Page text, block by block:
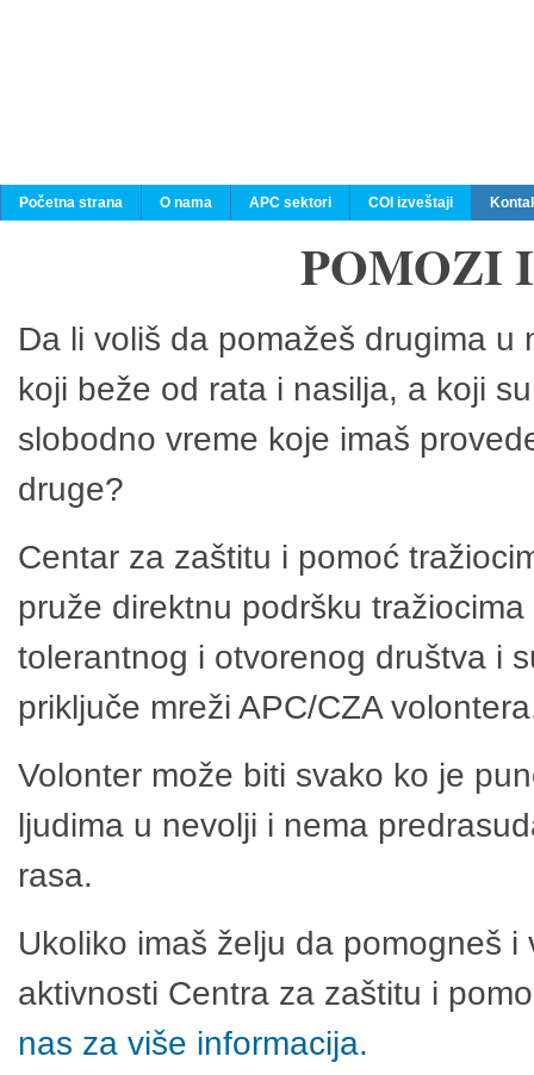
Početna strana O nama APC sektori COI izveštaji
POMOZI
Da li voliš da pomažeš drugima
koji beže od rata i nasilja, a koji
slobodno vreme koje imaš
druge?
Centar za zaštitu i pomoć
pruže direktnu podršku
tolerantnog i otvorenog društva i
priključe mreži APC/CZA
Volonter može biti svako ko je
ljudima u nevolji i nema
rasa.
Ukoliko imaš želju da pomogneš
aktivnosti Centra za zaštitu i
nas za više informacija.